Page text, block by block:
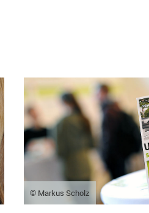
© Markus Scholz